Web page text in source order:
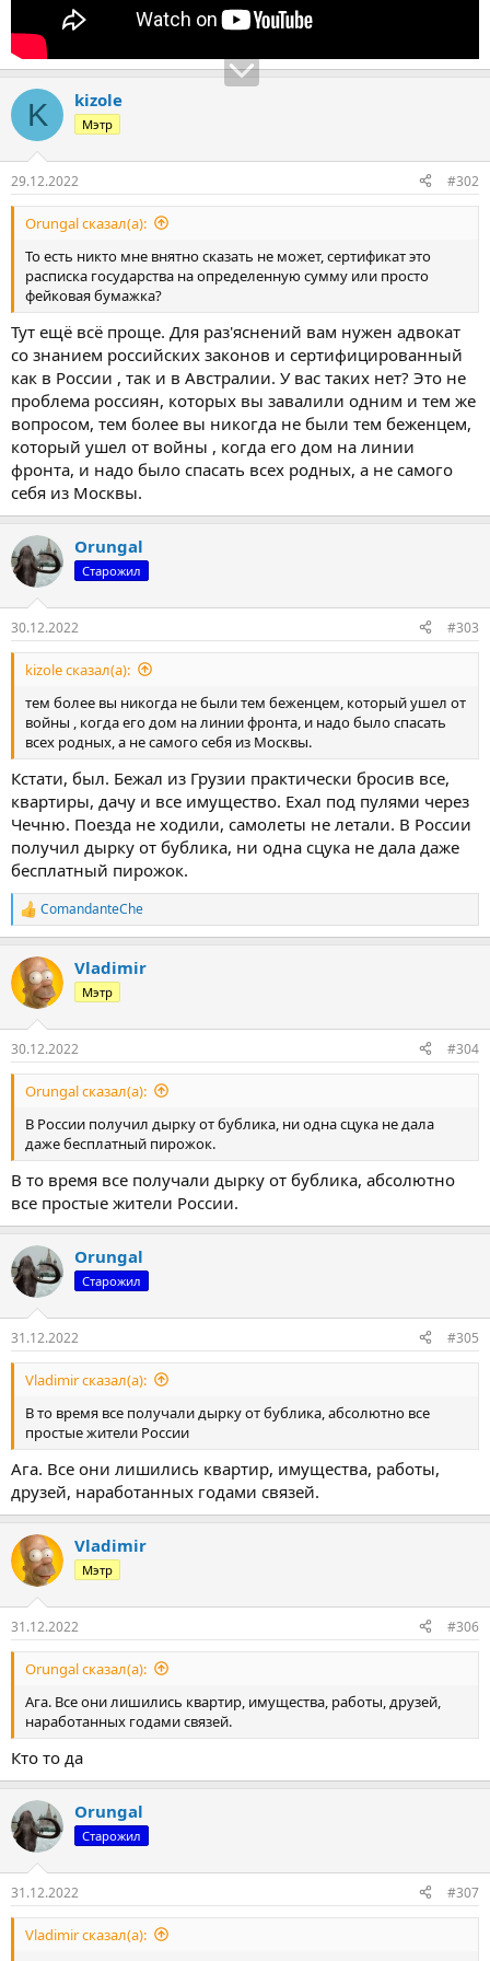
K kizole
Мэтр
29.12.2022 #302
Orungal сказал(а):
То есть никто мне внятно сказать не может, сертификат это
расписка государства на определенную сумму или просто
фейковая бумажка?
Тут ещё всё проще. Для раз'яснений вам нужен адвокат
со знанием российских законов и сертифицированный
как в России , так и в Австралии. У вас таких нет? Это не
проблема россиян, которых вы завалили одним и тем же
вопросом, тем более вы никогда не были тем беженцем,
который ушел от войны , когда его дом на линии
фронта, и надо было спасать всех родных, а не самого
себя из Москвы.
Orungal
Старожил
30.12.2022 #303
kizole сказал(а):
тем более вы никогда не были тем беженцем, который ушел от
войны , когда его дом на линии фронта, и надо было спасать
всех родных, а не самого себя из Москвы.
Кстати, был. Бежал из Грузии практически бросив все,
квартиры, дачу и все имущество. Ехал под пулями через
Чечню. Поезда не ходили, самолеты не летали. В России
получил дырку от бублика, ни одна сцука не дала даже
бесплатный пирожок.
Р
е
к
ц
и
ComandanteChe
Vladimir
Мэтр
30.12.2022 #304
Orungal сказал(а):
В России получил дырку от бублика, ни одна сцука не дала
даже бесплатный пирожок.
В то время все получали дырку от бублика, абсолютно
все простые жители России.
Orungal
Старожил
31.12.2022 #305
Vladimir сказал(а):
В то время все получали дырку от бублика, абсолютно все
простые жители России
Ага. Все они лишились квартир, имущества, работы,
друзей, наработанных годами связей.
Vladimir
Мэтр
31.12.2022 #306
Orungal сказал(а):
Ага. Все они лишились квартир, имущества, работы, друзей,
наработанных годами связей.
Кто то да
Orungal
Старожил
31.12.2022 #307
Vladimir сказал(а):